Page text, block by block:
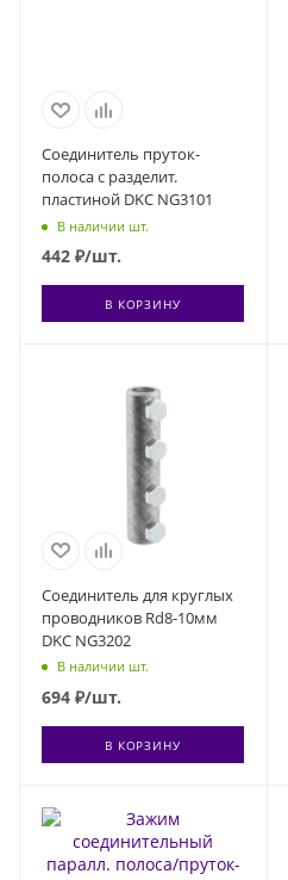
Соединитель пруток-
полоса с разделит.
пластиной DKC NG3101
В наличии шт.
442 ₽/шт.
В КОРЗИНУ
Соединитель для круглых
проводников Rd8-10мм
DKC NG3202
В наличии шт.
694 ₽/шт.
В КОРЗИНУ